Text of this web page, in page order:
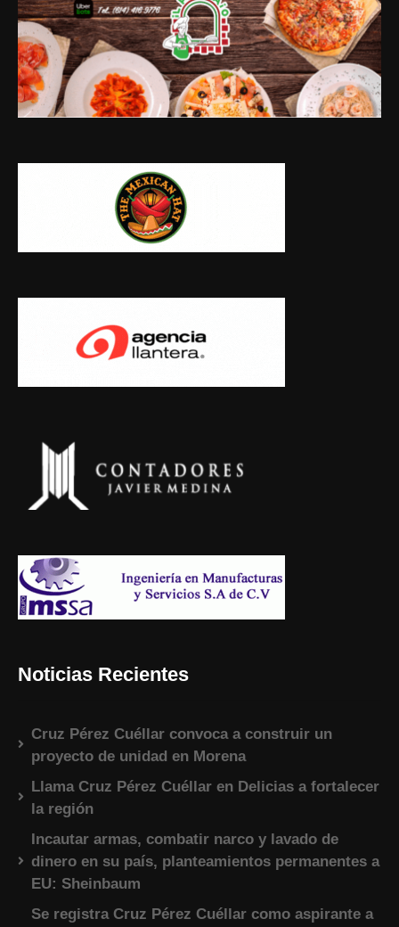
Noticias Recientes
Cruz Pérez Cuéllar convoca a construir un
proyecto de unidad en Morena
Llama Cruz Pérez Cuéllar en Delicias a fortalecer
la región
Incautar armas, combatir narco y lavado de
dinero en su país, planteamientos permanentes a
EU: Sheinbaum
Se registra Cruz Pérez Cuéllar como aspirante a